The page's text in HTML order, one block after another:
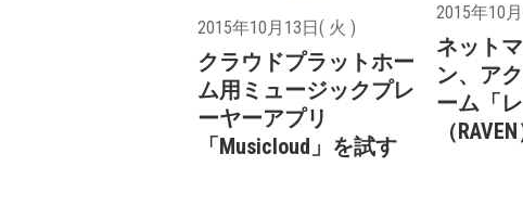
2015年10月13日( 火 )
クラウドプラットホー
ム用ミュージックプレ
ーヤーアプリ
「Musicloud」を試す
2015年10
ネット
ン、ア
ーム「
（